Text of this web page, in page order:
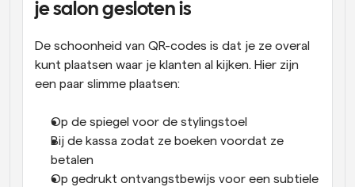
je salon gesloten is
De schoonheid van QR-codes is dat je ze overal
kunt plaatsen waar je klanten al kijken. Hier zijn
een paar slimme plaatsen:
Op de spiegel voor de stylingstoel
Bij de kassa zodat ze boeken voordat ze
betalen
Op gedrukt ontvangstbewijs voor een subtiele